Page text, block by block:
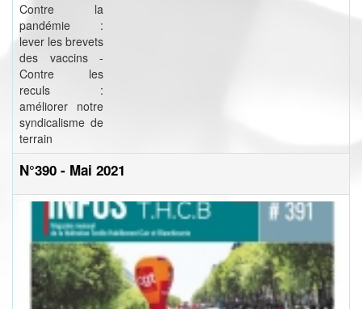
Contre la
pandémie :
lever les brevets
des vaccins -
Contre les
reculs :
améliorer notre
syndicalisme de
terrain
N°390 - Mai 2021